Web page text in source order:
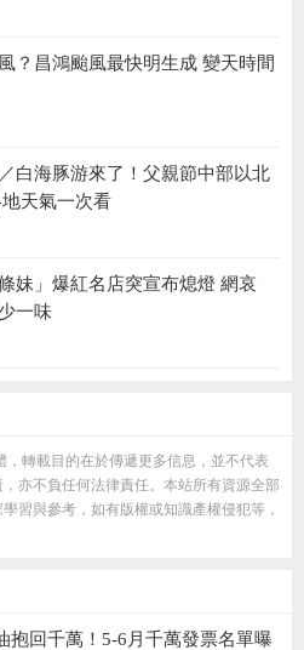
？昌鴻颱風最快明生成 變天時間
白海豚游來了！父親節中部以北
天氣一次看
妹」爆紅名店突宣布熄燈 網哀
一味
轉載目的在於傳遞更多信息，並不代表
亦不負任何法律責任。本站所有資源全部
習與參考，如有版權或知識產權侵犯等，
抱回千萬！5-6月千萬發票名單曝